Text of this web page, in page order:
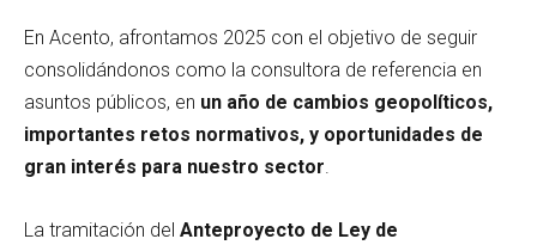
En Acento, afrontamos 2025 con el objetivo de seguir
consolidándonos como la consultora de referencia en
asuntos públicos, en un año de cambios geopolíticos,
importantes retos normativos, y oportunidades de
gran interés para nuestro sector.
La tramitación del Anteproyecto de Ley de